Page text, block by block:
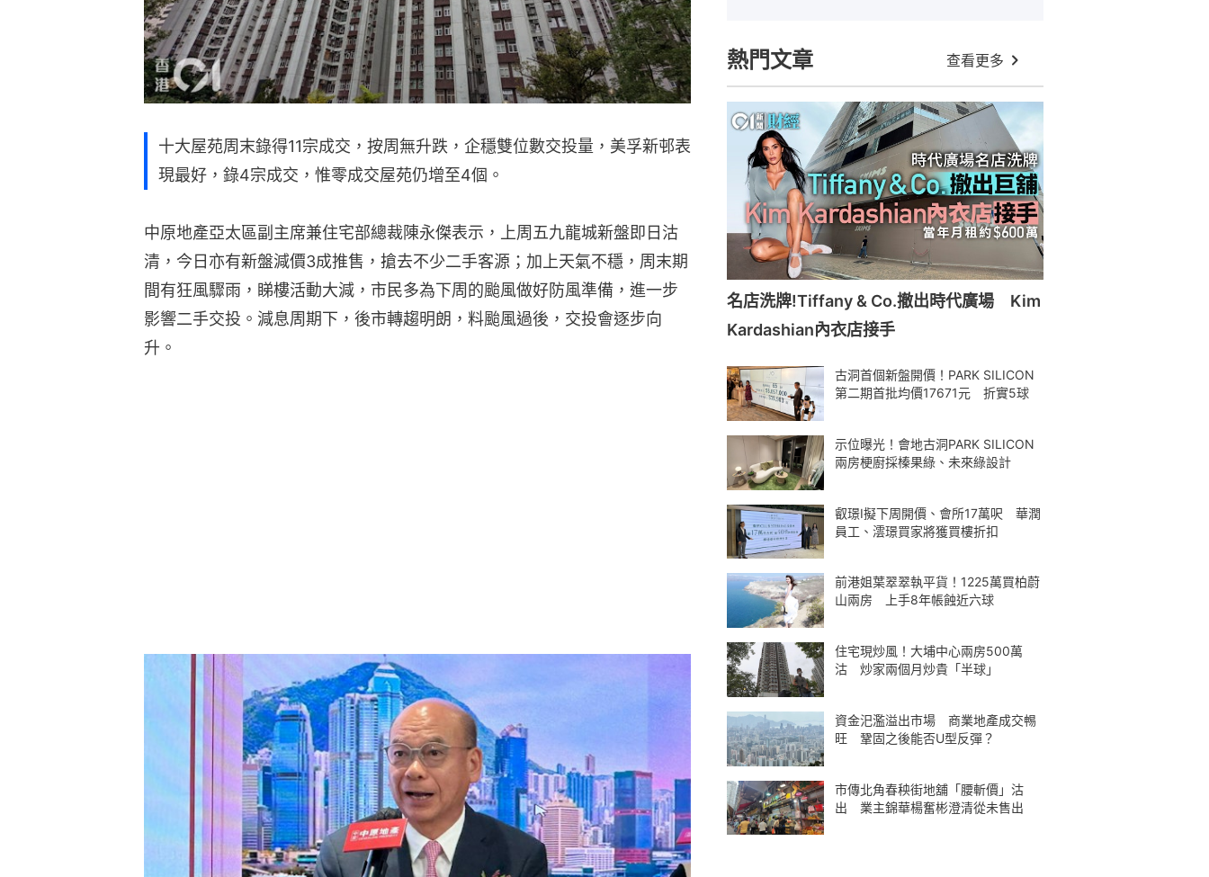
十大屋苑周末錄得11宗成交，按周無升跌，企穩雙位數交投量，美孚新邨表
現最好，錄4宗成交，惟零成交屋苑仍增至4個。
中原地產亞太區副主席兼住宅部總裁陳永傑表示，上周五九龍城新盤即日沽
清，今日亦有新盤減價3成推售，搶去不少二手客源；加上天氣不穩，周末期
間有狂風驟雨，睇樓活動大減，市民多為下周的颱風做好防風準備，進一步
影響二手交投。減息周期下，後市轉趨明朗，料颱風過後，交投會逐步向
升。
熱門文章 查看更多
名店洗牌!Tiffany & Co.撤出時代廣場 Kim
Kardashian內衣店接手
古洞首個新盤開價！PARK SILICON
第二期首批均價17671元 折實5球
示位曝光！會地古洞PARK SILICON
兩房梗廚採榛果綠、未來綠設計
叡璟I擬下周開價、會所17萬呎 華潤
員工、澐璟買家將獲買樓折扣
前港姐葉翠翠執平貨！1225萬買柏蔚
山兩房 上手8年帳蝕近六球
住宅現炒風！大埔中心兩房500萬
沽 炒家兩個月炒貴「半球」
資金汜濫溢出市場 商業地產成交𣈱
旺 鞏固之後能否U型反彈？
市傳北角春秧街地舖「腰斬價」沽
出 業主錦華楊奮彬澄清從未售出